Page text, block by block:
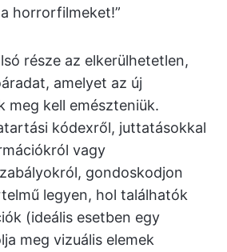
horrorfilmeket!”
része az elkerülhetetlen,
amelyet az új
meg kell emészteniük.
kódexről, juttatásokkal
vagy
gondoskodjon
legyen, hol találhatók
(ideális esetben egy
meg vizuális elemek